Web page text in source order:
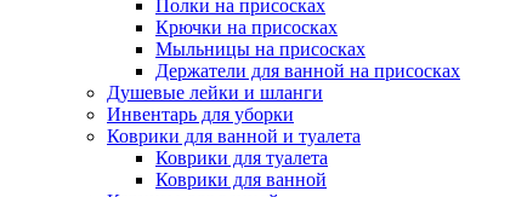
Полки на присосках
Крючки на присосках
Мыльницы на присосках
Держатели для ванной на присосках
Душевые лейки и шланги
Инвентарь для уборки
Коврики для ванной и туалета
Коврики для туалета
Коврики для ванной